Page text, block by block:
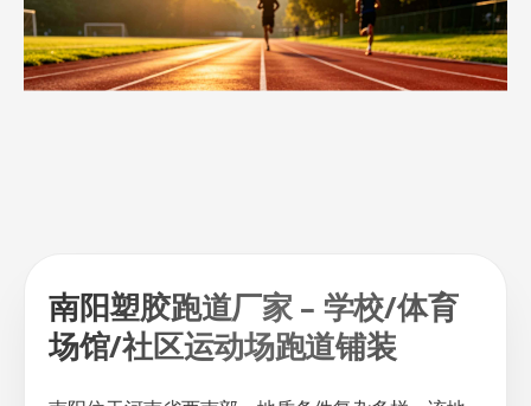
南阳塑胶跑道厂家 – 学校/体育
场馆/社区运动场跑道铺装